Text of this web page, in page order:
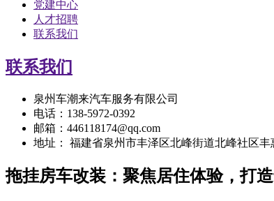
党建中心
人才招聘
联系我们
联系我们
泉州车潮来汽车服务有限公司
电话：138-5972-0392
邮箱：446118174@qq.com
地址： 福建省泉州市丰泽区北峰街道北峰社区丰
拖挂房车改装：聚焦居住体验，打